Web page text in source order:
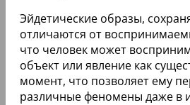
Эйдетические образы,
отличаются от
что человек может
объект или явление как
момент, что позволяет ему
различные феномены даже в